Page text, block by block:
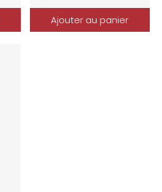
Ajouter au panier